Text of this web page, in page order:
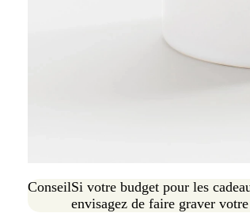
ConseilSi votre budget pour les
envisagez de faire graver